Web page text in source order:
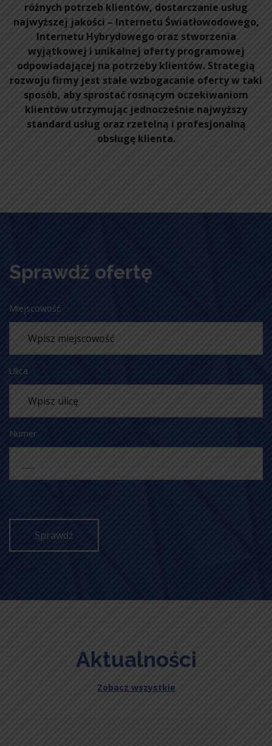
różnych potrzeb klientów, dostarczanie usług
najwyższej jakości – Internetu Światłowodowego,
Internetu Hybrydowego oraz stworzenia
wyjątkowej i unikalnej oferty programowej
odpowiadającej na potrzeby klientów. Strategią
rozwoju firmy jest stałe wzbogacanie oferty w taki
sposób, aby sprostać rosnącym oczekiwaniom
klientów utrzymując jednocześnie najwyższy
standard usług oraz rzetelną i profesjonalną
obsługę klienta.
Sprawdź ofertę
Miejscowość
Ulica
Numer
Sprawdź
Aktualności
Zobacz wszystkie